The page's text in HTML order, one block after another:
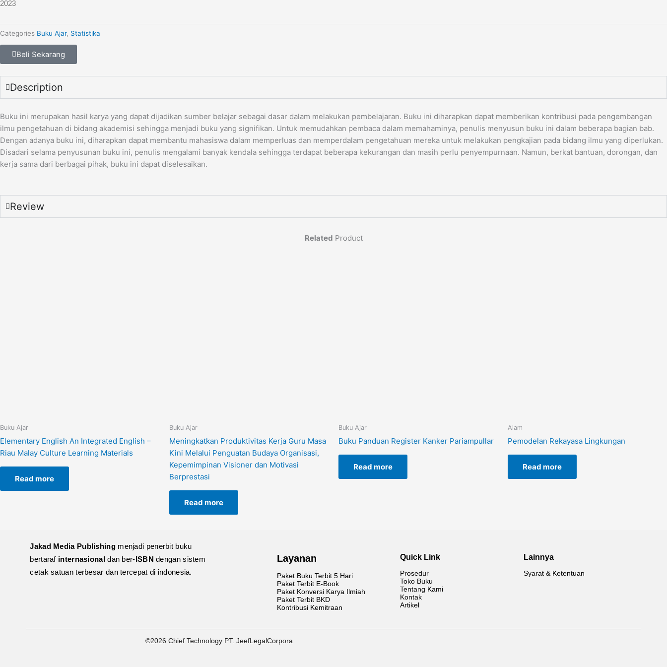
2023
Categories Buku Ajar, Statistika
Beli Sekarang
Description
Buku ini merupakan hasil karya yang dapat dijadikan sumber belajar sebagai dasar dalam melakukan pembelajaran. Buku ini diharapkan dapat memberikan kontribusi pada pengembangan
ilmu pengetahuan di bidang akademisi sehingga menjadi buku yang signifikan. Untuk memudahkan pembaca dalam memahaminya, penulis menyusun buku ini dalam beberapa bagian bab.
Dengan adanya buku ini, diharapkan dapat membantu mahasiswa dalam memperluas dan memperdalam pengetahuan mereka untuk melakukan pengkajian pada bidang ilmu yang diperlukan.
Disadari selama penyusunan buku ini, penulis mengalami banyak kendala sehingga terdapat beberapa kekurangan dan masih perlu penyempurnaan. Namun, berkat bantuan, dorongan, dan
kerja sama dari berbagai pihak, buku ini dapat diselesaikan.
Review
Related Product
Buku Ajar
Elementary English An Integrated English –
Riau Malay Culture Learning Materials
Read more
Buku Ajar
Meningkatkan Produktivitas Kerja Guru Masa
Kini Melalui Penguatan Budaya Organisasi,
Kepemimpinan Visioner dan Motivasi
Berprestasi
Read more
Buku Ajar
Buku Panduan Register Kanker Pariampullar
Read more
Alam
Pemodelan Rekayasa Lingkungan
Read more
Jakad Media Publishingmenjadi penerbit buku
bertaraf internasionaldan ber-ISBN dengan sistem
cetak satuan terbesar dan tercepat di indonesia.
Layanan
Paket Buku Terbit 5 Hari
Paket Terbit E-Book
Paket Konversi Karya Ilmiah
Paket Terbit BKD
Kontribusi Kemitraan
Quick Link
Prosedur
Toko Buku
Tentang Kami
Kontak
Artikel
Lainnya
Syarat & Ketentuan
©2026 Chief Technology PT. JeefLegalCorpora